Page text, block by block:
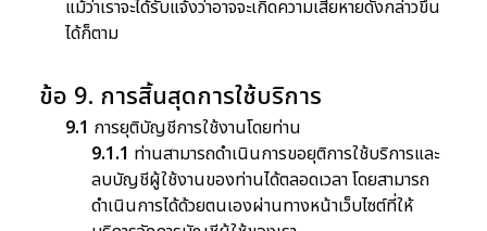
แม้ว่าเราจะได้รับแจ้งว่าอาจจะเกิดความเสียหายดังกล่าวขึ้น
ได้ก็ตาม
ข้อ 9. การสิ้นสุดการใช้บริการ
9.1 การยุติบัญชีการใช้งานโดยท่าน
9.1.1 ท่านสามารถดำเนินการขอยุติการใช้บริการและ
ลบบัญชีผู้ใช้งานของท่านได้ตลอดเวลา โดยสามารถ
ดำเนินการได้ด้วยตนเองผ่านทางหน้าเว็บไซต์ที่ให้